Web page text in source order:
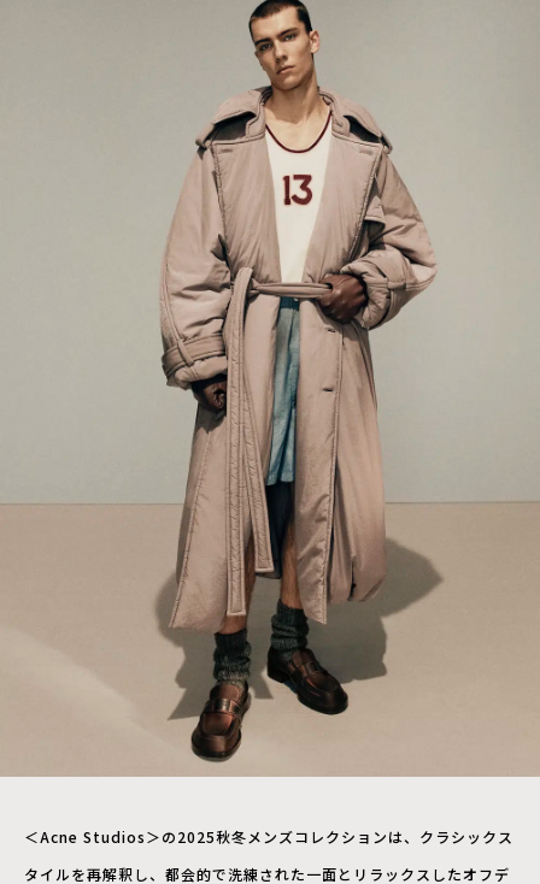
＜Acne Studios＞の2025秋冬メンズコレクションは、クラシックス
タイルを再解釈し、都会的で洗練された一面とリラックスしたオフデ